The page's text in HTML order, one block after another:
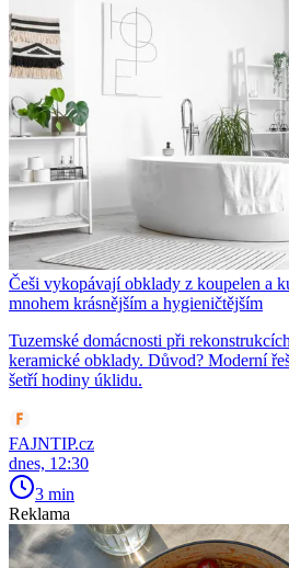
Češi vykopávají obklady z koupelen a
mnohem krásnějším a hygieničtějším
Tuzemské domácnosti při
keramické obklady. Důvod? Moderní
šetří hodiny úklidu.
FAJNTIP.cz
dnes, 12:30
3 min
Reklama